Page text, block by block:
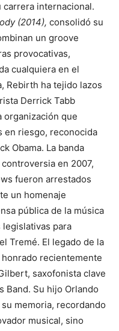
internacional.
(2014), consolidó su
un groove
provocativas,
cualquiera en el
Rebirth ha tejido lazos
Derrick Tabb
organización que
en riesgo, reconocida
Obama. La banda
en 2007,
fueron arrestados
un homenaje
pública de la música
para
Tremé. El legado de la
recientemente
saxofonista clave
Band. Su hijo Orlando
memoria, recordando
musical, sino